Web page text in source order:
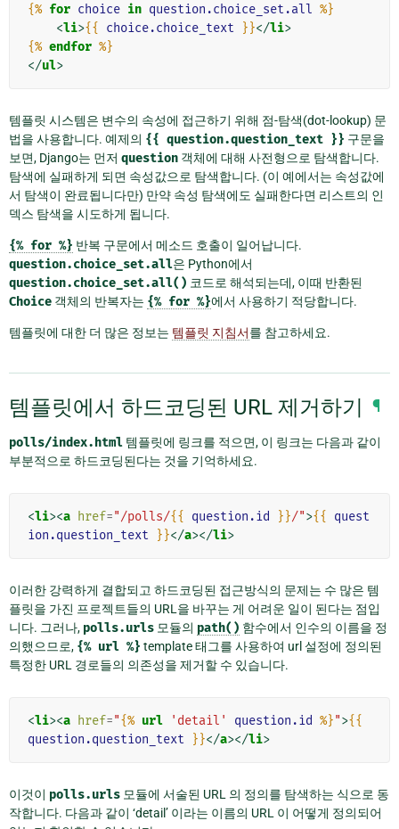
{% for choice in question.choice_set.all %}
<li>{{ choice.choice_text }}</li>
{% endfor %}
</ul>
템플릿 시스템은 변수의 속성에 접근하기 위해 점-탐색(dot-lookup) 문
법을 사용합니다. 예제의 {{ question.question_text }} 구문을
보면, Django는 먼저 question 객체에 대해 사전형으로 탐색합니다.
탐색에 실패하게 되면 속성값으로 탐색합니다. (이 예에서는 속성값에
서 탐색이 완료됩니다만) 만약 속성 탐색에도 실패한다면 리스트의 인
덱스 탐색을 시도하게 됩니다.
{% for %} 반복 구문에서 메소드 호출이 일어납니다.
question.choice_set.all은 Python에서
question.choice_set.all() 코드로 해석되는데, 이때 반환된
Choice 객체의 반복자는 {% for %}에서 사용하기 적당합니다.
템플릿에 대한 더 많은 정보는 템플릿 지침서를 참고하세요.
템플릿에서 하드코딩된 URL 제거하기 ¶
polls/index.html 템플릿에 링크를 적으면, 이 링크는 다음과 같이
부분적으로 하드코딩된다는 것을 기억하세요.
<li><a href="/polls/{{ question.id }}/">{{
quest
ion.question_text
}}</a></li>
이러한 강력하게 결합되고 하드코딩된 접근방식의 문제는 수 많은 템
플릿을 가진 프로젝트들의 URL을 바꾸는 게 어려운 일이 된다는 점입
니다. 그러나, polls.urls 모듈의 path() 함수에서 인수의 이름을 정
의했으므로, {% url %} template 태그를 사용하여 url 설정에 정의된
특정한 URL 경로들의 의존성을 제거할 수 있습니다.
<li><a href="{% url 'detail' question.id %}">{{
question.question_text
}}</a></li>
이것이 polls.urls 모듈에 서술된 URL 의 정의를 탐색하는 식으로 동
작합니다. 다음과 같이 ‘detail’ 이라는 이름의 URL 이 어떻게 정의되어